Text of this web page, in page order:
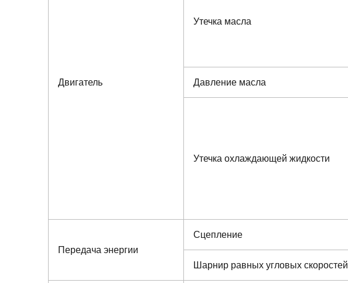
Двигатель
Утечка масла
Давление масла
Утечка охлаждающей жидкости
Передача энергии
Сцепление
Шарнир равных угловых скоростей